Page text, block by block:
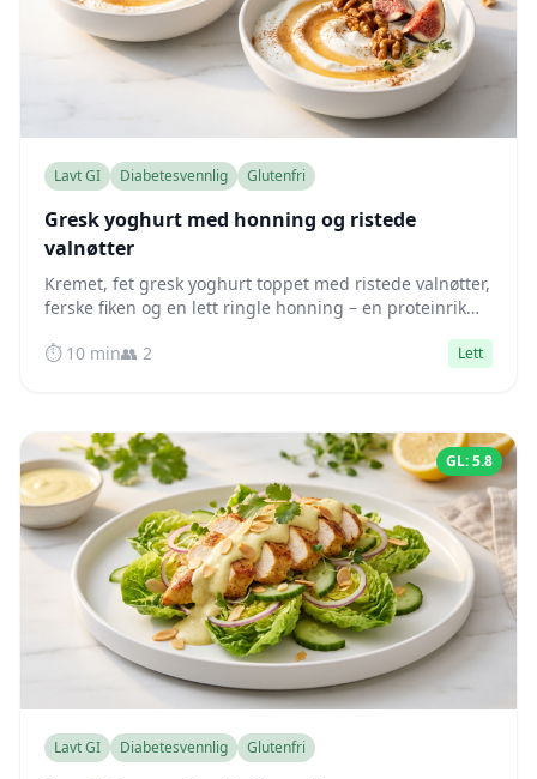
Lavt GI Diabetesvennlig Glutenfri
Gresk yoghurt med honning og ristede
valnøtter
Kremet, fet gresk yoghurt toppet med ristede valnøtter,
ferske fiken og en lett ringle honning – en proteinrik
⏱️ 10 min👥 2 Lett
GL: 5.8
Lavt GI Diabetesvennlig Glutenfri